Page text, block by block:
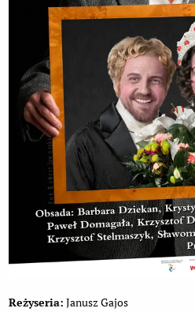
Reżyseria: Janusz Gajos